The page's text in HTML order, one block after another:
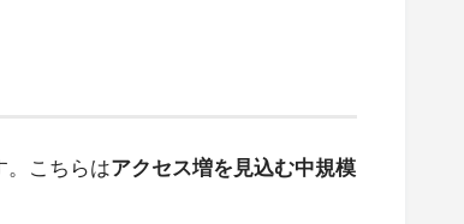
。こちらはアクセス増を見込む中規模